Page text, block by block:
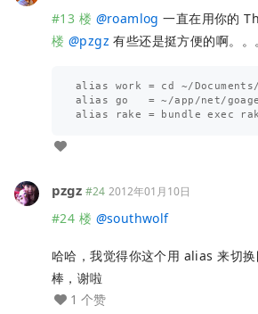
#13 楼 @roamlog 一直在用你的
楼 @pzgz 有些还是挺方便的啊。。
alias work = cd ~/Documents/
alias go   = ~/app/net/
pzgz #24 2012年01月10日
#24 楼 @southwolf
哈哈，我觉得你这个用 alias 来切
棒，谢啦
1 个赞